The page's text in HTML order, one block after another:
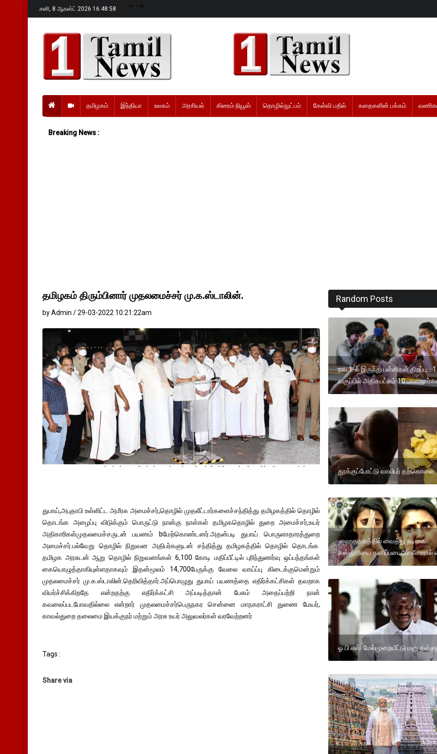
சனி, 8 ஆகஸ்ட் 2026 16:48:59 --> -->
தமிழகம் இந்தியா உலகம் அரசியல் கிரைம் நியூஸ் தொழில்நுட்பம் கேள்வி பதில் கதைகளின் பக்கம்
Breaking News :
தமிழகம் திரும்பினார் முதலமைச்சர் மு.க.ஸ்டாலின்.
by Admin / 29-03-2022 10:21:22am
துபாய்,அபுதாபி உள்ளிட்ட அமீரக அமைச்சர்,தொழில் முதலீட்டார்களைச்சந்தித்து தமிழகத்தில் தொழில்
தொடங்க அழைப்பு விடுக்கும் பொருட்டு நான்கு நாள்கள் தமிழகதொழில் துறை அமைச்சர்,உயர்
அதிகாரிகள்முதலமைச்சருடன் பயணம் bமேற்கொண்டனர்.அதன்படி துபாய் பொருளாதாரத்துறை
அமைச்சர்.பல்வேறு தொழில் நிறுவன அதிபர்களுடன் சந்தித்து தமிழகத்தில் தொழில் தொடங்க
தமிழக அரசுடன் ஆறு தொழில் நிறுவனங்கள் 6,100 கோடி மதிப்பீட்டில் புரிந்துணர்வு ஒப்பந்தங்கள்
கையொழுத்தாகியுள்ளதாகவும் இதன்மூலம் 14,700பேருக்கு வேலை வாய்ப்பு கிடைக்குமென்றும்
முதலமைச்சர் மு.க.ஸ்டாலின்.தெரிவித்தார்.அப்பொழுது துபாய் பயணத்தை எதிர்க்கட்சிகள் தவறாக
விமர்ச்சிக்கிறதே என்றதற்கு எதிர்க்கட்சி அப்படித்தான் பேசும் அதைப்பற்றி நான்
கவலைப்படபோவதில்லை என்றார் முதலமைச்சர்பெருநகர சென்னை மாநகராட்சி துணை மேயர்,
காவல்துறை தலைமை இயக்குநர் மற்றும் அரசு உயர் அலுவலர்கள் வரவேற்றனர்
Tags :
Share via
Random Posts
நவ.1-ல் இருந்து பள்ளிகள் திறப்பு... 1
வகுப்பில் அதிகபட்சம் 10
தூக்குப்போட்டு வாலிபர் தற்கொலை
ஹைதரபாத்தில் வைத்து நடிகை
கஸ்தூரியை தனிப்படைபோலீசாரால்
ஓ.பி.எஸ். மேல்முறையீட்டு மனு